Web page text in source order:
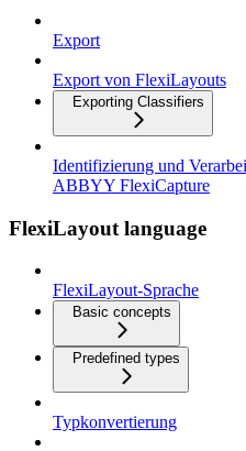
Export
Export von FlexiLayouts
Exporting Classifiers
Identifizierung und
ABBYY FlexiCapture
FlexiLayout language
FlexiLayout-Sprache
Basic concepts
Predefined types
Typkonvertierung